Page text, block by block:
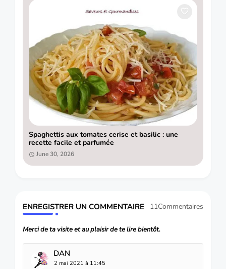
Spaghettis aux tomates cerise et basilic : une
recette facile et parfumée
June 30, 2026
ENREGISTRER UN COMMENTAIRE 11Commentaires
Merci de ta visite et au plaisir de te lire bientôt.
DAN
2 mai 2021 à 11:45